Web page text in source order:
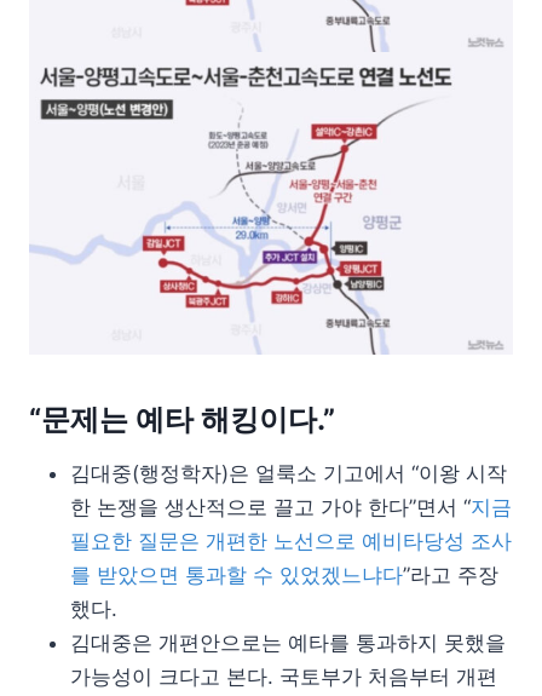
“문제는 예타 해킹이다.”
김대중(행정학자)은 얼룩소 기고에서 “이왕 시작
한 논쟁을 생산적으로 끌고 가야 한다”면서 “지금
필요한 질문은 개편한 노선으로 예비타당성 조사
를 받았으면 통과할 수 있었겠느냐다”라고 주장
했다.
김대중은 개편안으로는 예타를 통과하지 못했을
가능성이 크다고 본다. 국토부가 처음부터 개편